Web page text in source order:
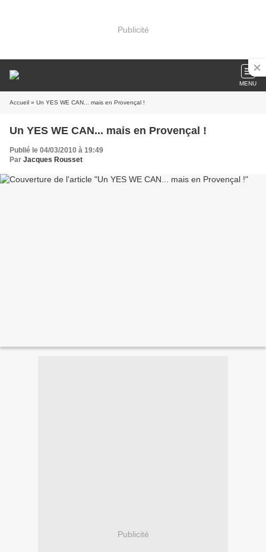
Publicité
MENU
Accueil » Un YES WE CAN... mais en Provençal !
Un YES WE CAN... mais en Provençal !
Publié le 04/03/2010 à 19:49
Par Jacques Rousset
Publicité